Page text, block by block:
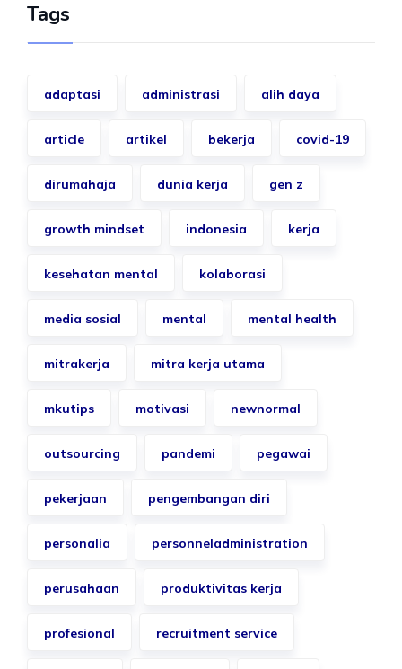
Tags
adaptasi administrasi alih daya
article artikel bekerja covid-19
dirumahaja dunia kerja gen z
growth mindset indonesia kerja
kesehatan mental kolaborasi
media sosial mental mental health
mitrakerja mitra kerja utama
mkutips motivasi newnormal
outsourcing pandemi pegawai
pekerjaan pengembangan diri
personalia personneladministration
perusahaan produktivitas kerja
profesional recruitment service